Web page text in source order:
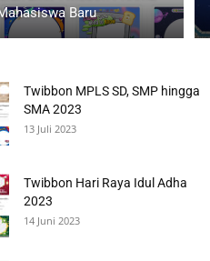
Baru
Twibbon MPLS SD, SMP hingga
SMA 2023
13 Juli 2023
Twibbon Hari Raya Idul Adha
2023
14 Juni 2023